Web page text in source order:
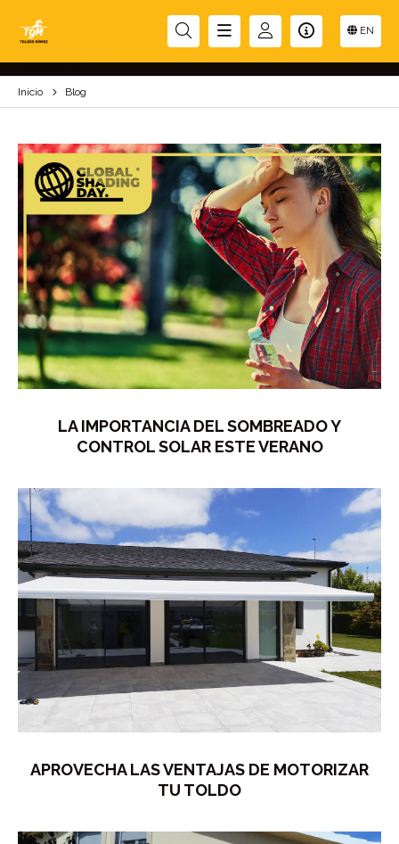
EN
BLOG
Inicio Blog
LA IMPORTANCIA DEL SOMBREADO Y
CONTROL SOLAR ESTE VERANO
APROVECHA LAS VENTAJAS DE MOTORIZAR
TU TOLDO